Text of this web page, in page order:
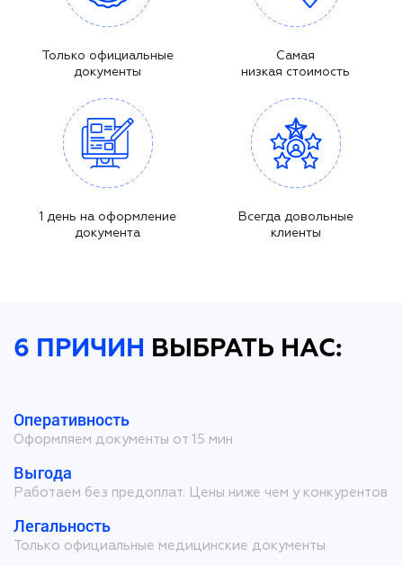
Только официальные
документы
Самая
низкая стоимость
1 день на оформление
документа
Всегда довольные
клиенты
6 ПРИЧИН ВЫБРАТЬ НАС:
Оперативность
Оформляем документы от 15 мин
Выгода
Работаем без предоплат. Цены ниже чем у конкурентов
Легальность
Только официальные медицинские документы